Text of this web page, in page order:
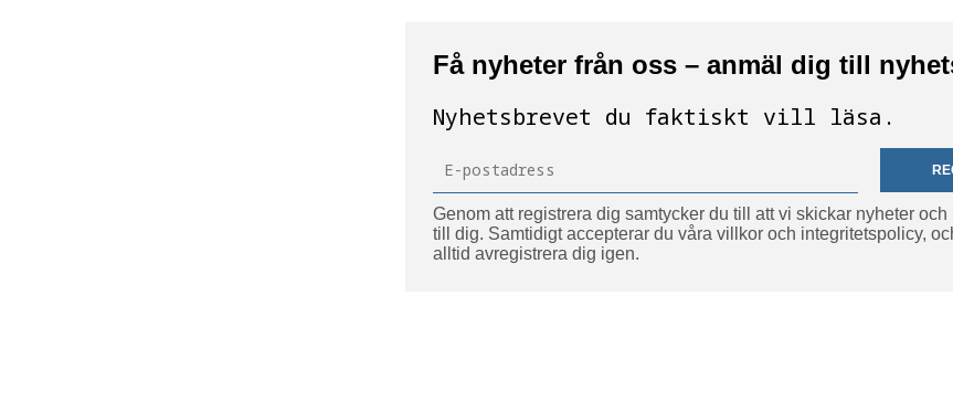
Få nyheter från oss – anmäl dig till
Nyhetsbrevet du faktiskt vill läsa.
Genom att registrera dig samtycker du till att vi skickar nyheter och
till dig. Samtidigt accepterar du våra villkor och integritetspolicy,
alltid avregistrera dig igen.